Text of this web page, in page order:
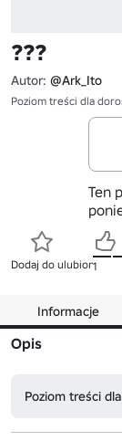
???
Autor: @Ark_Ito
Poziom treści dla
Ten
Dodaj do ulubionych
1
Informacje
Opis
Poziom treści